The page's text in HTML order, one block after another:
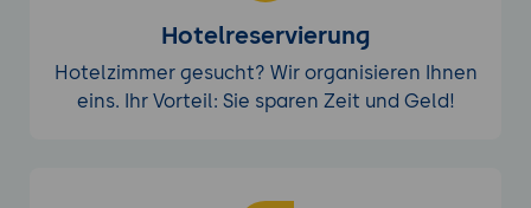
Hotelreservierung
Hotelzimmer gesucht? Wir organisieren Ihnen
eins. Ihr Vorteil: Sie sparen Zeit und Geld!